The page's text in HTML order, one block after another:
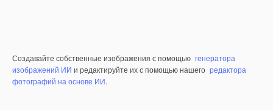
Создавайте собственные изображения с помощью генератора
изображений ИИ и редактируйте их с помощью нашего редактора
фотографий на основе ИИ.